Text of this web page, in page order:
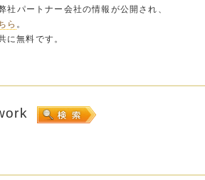
パートナー会社の情報が公開され、
ら 。
に無料です。